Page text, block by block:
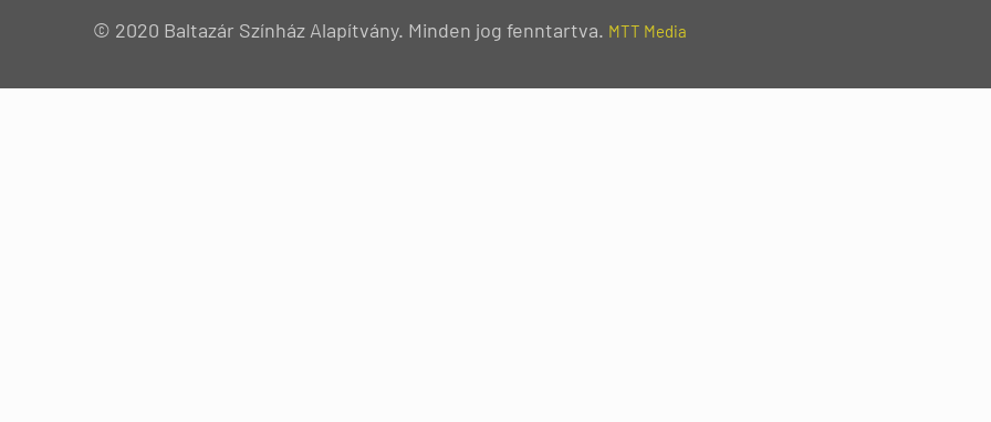
© 2020 Baltazár Színház Alapítvány. Minden jog fenntartva. MTT Media